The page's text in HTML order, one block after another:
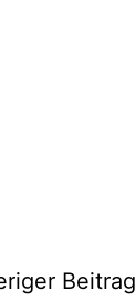
Beitrag